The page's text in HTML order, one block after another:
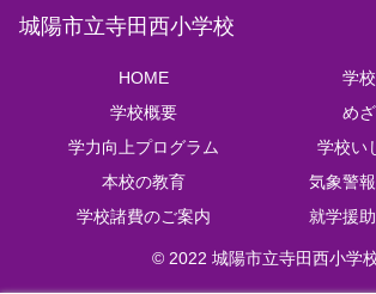
城陽市立寺田西小学校
HOME
学
学校概要
め
学力向上プログラム
学校い
本校の教育
気象警
学校諸費のご案内
就学援
© 2022 城陽市立寺田西小学